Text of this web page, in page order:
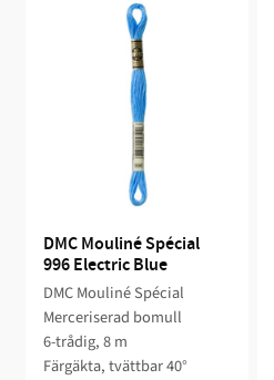
DMC Mouliné Spécial
996 Electric Blue
DMC Mouliné Spécial
Merceriserad bomull
6-trådig, 8 m
Färgäkta, tvättbar 40°